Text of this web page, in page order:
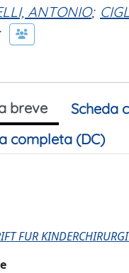
ANTONIO;
breve
Scheda
completa (DC)
FUR